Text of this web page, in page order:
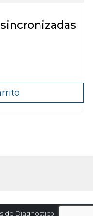
de Diagnóstico